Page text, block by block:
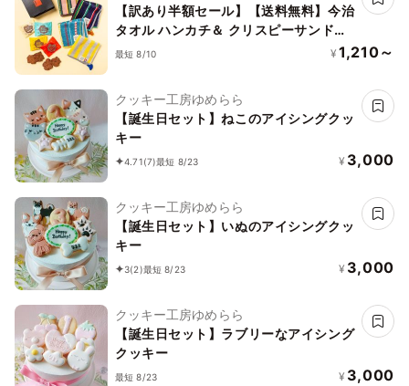
【訳あり半額セール】【送料無料】今治
タオル ハンカチ＆ クリスピーサンドワ
ッフル セット【イエロー】
最短 8/10 ¥ 1,210～
クッキー工房ゆめらら
【誕生日セット】ねこのアイシングクッ
キー
4.71(7)最短 8/23 ¥ 3,000
クッキー工房ゆめらら
【誕生日セット】いぬのアイシングクッ
キー
3(2)最短 8/23 ¥ 3,000
クッキー工房ゆめらら
【誕生日セット】ラブリーなアイシング
クッキー
最短 8/23 ¥ 3,000